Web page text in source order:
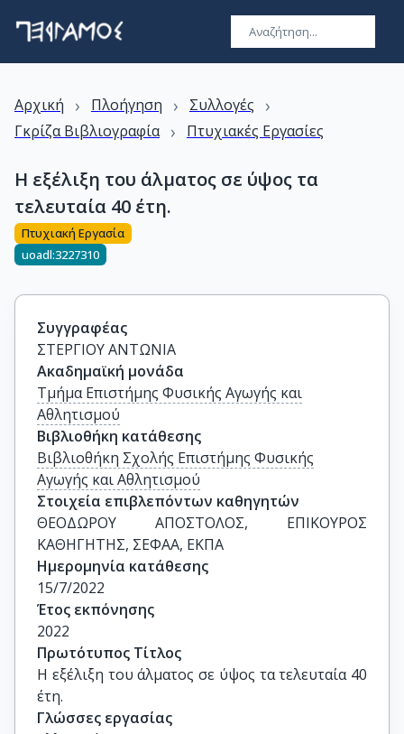
Αρχική › Πλοήγηση › Συλλογές ›
Γκρίζα Βιβλιογραφία › Πτυχιακές Εργασίες
Η εξέλιξη του άλματος σε ύψος τα
τελευταία 40 έτη.
Πτυχιακή Εργασία
uoadl:3227310
Συγγραφέας
ΣΤΕΡΓΙΟΥ ΑΝΤΩΝΙΑ
Ακαδημαϊκή μονάδα
Τμήμα Επιστήμης Φυσικής Αγωγής και
Αθλητισμού
Βιβλιοθήκη κατάθεσης
Βιβλιοθήκη Σχολής Επιστήμης Φυσικής
Αγωγής και Αθλητισμού
Στοιχεία επιβλεπόντων καθηγητών
ΘΕΟΔΩΡΟΥ ΑΠΟΣΤΟΛΟΣ, ΕΠΙΚΟΥΡΟΣ
ΚΑΘΗΓΗΤΗΣ, ΣΕΦΑΑ, ΕΚΠΑ
Ημερομηνία κατάθεσης
15/7/2022
Έτος εκπόνησης
2022
Πρωτότυπος Τίτλος
Η εξέλιξη του άλματος σε ύψος τα τελευταία 40
έτη.
Γλώσσες εργασίας